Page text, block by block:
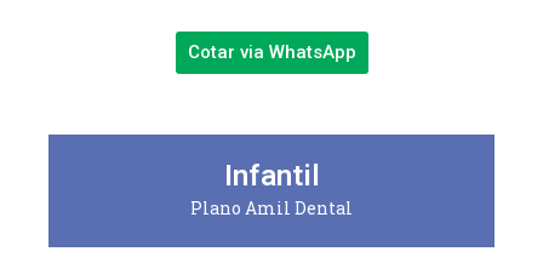
Cotar via WhatsApp
Infantil
Plano Amil Dental